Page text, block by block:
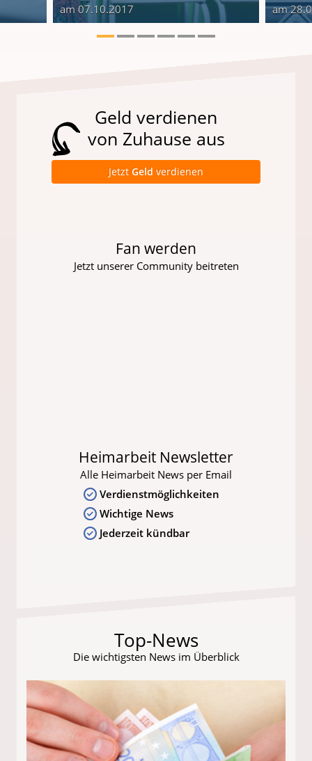
am 07.10.2017 am
Geld verdienen
von Zuhause aus
Jetzt Geld verdienen
Fan werden
Jetzt unserer Community beitreten
Heimarbeit Newsletter
Alle Heimarbeit News per Email
Verdienstmöglichkeiten
Wichtige News
Jederzeit kündbar
Top-News
Die wichtigsten News im Überblick